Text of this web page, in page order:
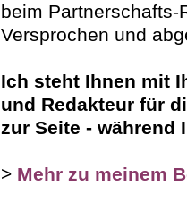
beim Partnerschafts-
Versprochen und
Ich steht Ihnen mit
und Redakteur für
zur Seite - während
> Mehr zu meinem